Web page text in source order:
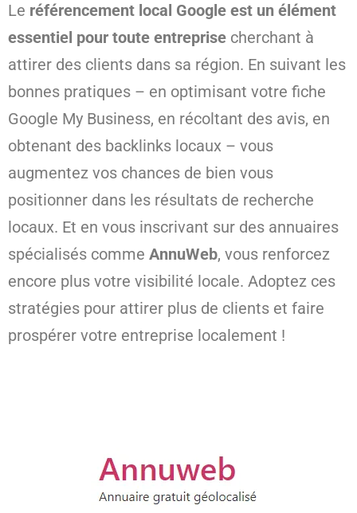
Le référencement local Google est un élément
essentiel pour toute entreprise cherchant à
attirer des clients dans sa région. En suivant les
bonnes pratiques – en optimisant votre fiche
Google My Business, en récoltant des avis, en
obtenant des backlinks locaux – vous
augmentez vos chances de bien vous
positionner dans les résultats de recherche
locaux. Et en vous inscrivant sur des annuaires
spécialisés comme AnnuWeb, vous renforcez
encore plus votre visibilité locale. Adoptez ces
stratégies pour attirer plus de clients et faire
prospérer votre entreprise localement !